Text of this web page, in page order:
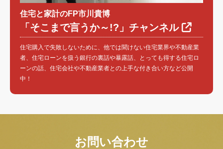
住宅と家計のFP市川貴博
「そこまで言うか～!?」チャンネル
住宅購入で失敗しないために、他では聞けない住宅業界や不動産業
者、住宅ローンを扱う銀行の裏話や暴露話、とっても得する住宅ロ
ーンの話、住宅会社や不動産業者との上手な付き合い方など公開
中！
お問い合わせ